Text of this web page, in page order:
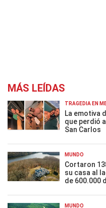
MÁS LEÍDAS
TRAGEDIA EN
La emotiva
que perdió
San Carlos
MUNDO
Cortaron
su casa al
de 600.000
MUNDO